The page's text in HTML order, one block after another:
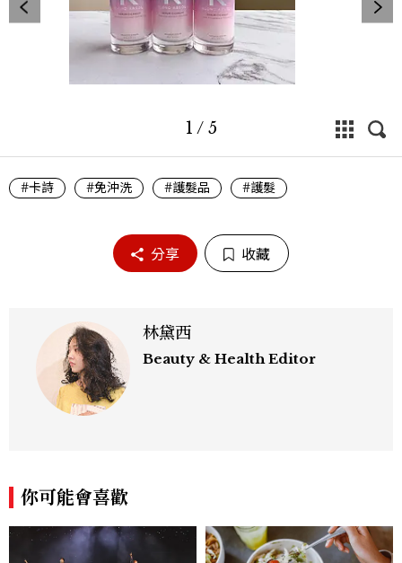
1 / 5
#卡詩 #免沖洗 #護髮品 #護髮
分享 收藏
林黛西
Beauty & Health Editor
你可能會喜歡